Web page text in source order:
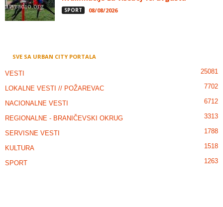
SPORT 08/08/2026
SVE SA URBAN CITY PORTALA
VESTI 25081
LOKALNE VESTI // POŽAREVAC 7702
NACIONALNE VESTI 6712
REGIONALNE - BRANIČEVSKI OKRUG 3313
SERVISNE VESTI 1788
KULTURA 1518
SPORT 1263